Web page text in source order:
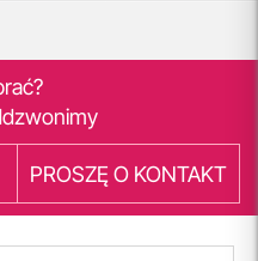
PROSZĘ O KONTAKT